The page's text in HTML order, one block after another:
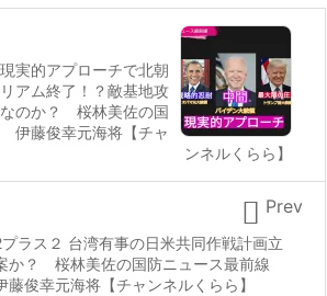
実的アプローチで北朝
アム終了！？敵基地攻
のか？ 桜林美佐の国
伊藤俊幸元海将【チャ
ンネルくらら】
プラス２ 台湾有事の日米共同作戦計画立
か？ 桜林美佐の国防ニュース最前線
藤俊幸元海将【チャンネルくらら】
 Prev